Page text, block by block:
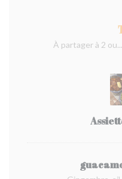
À partager à 2